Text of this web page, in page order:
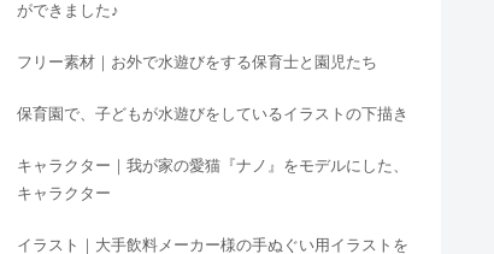
ができました♪
フリー素材｜お外で水遊びをする保育士と園児たち
保育園で、子どもが水遊びをしているイラストの下描き
キャラクター｜我が家の愛猫『ナノ』をモデルにした、
キャラクター
イラスト｜大手飲料メーカー様の手ぬぐい用イラストを